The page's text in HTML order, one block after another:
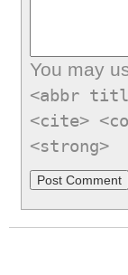
You may
<abbr
<cite>
<strong>